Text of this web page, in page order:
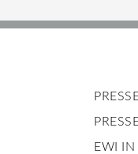
EWI